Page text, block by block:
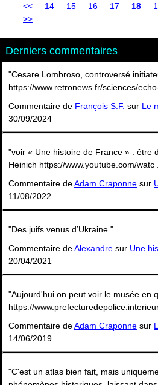
<< 14 15 16 17 18
>>
Derniers commentaires
"Cesare Lombroso, controversé
https://www.retronews.fr/sciences/
Commentaire de François S.F. sur Le
30/09/2024
"voir « Une histoire de France » : être
Heinich https://www.youtube.com/watc
Commentaire deAdam Craponne sur
11/08/2022
"Des juifs venus d’Ukraine "
Commentaire deAlexandre sur Une
20/04/2021
"Aujourd'hui on peut voir le musée en
https://
Commentaire deAdam Craponne sur
14/06/2019
"C'est un atlas bien fait, mais